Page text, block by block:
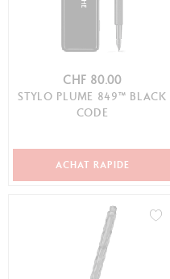
CHF 80.00
STYLO PLUME 849™ BLACK
CODE
ACHAT RAPIDE